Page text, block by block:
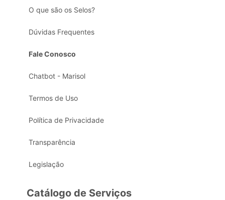
O que são os Selos?
Dúvidas Frequentes
Fale Conosco
Chatbot - Marisol
Termos de Uso
Política de Privacidade
Transparência
Legislação
Catálogo de Serviços